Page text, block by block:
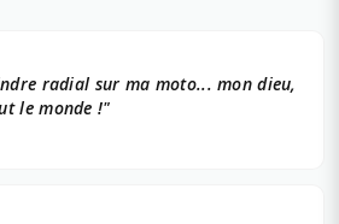
radial sur ma moto... mon dieu,
le monde !"